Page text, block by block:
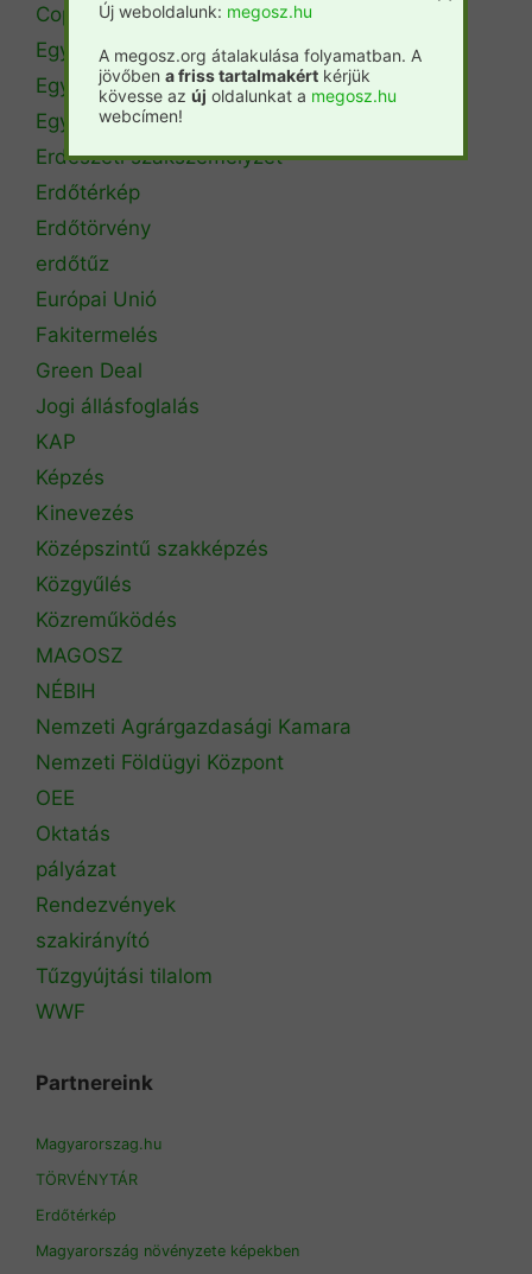
Copa Cogeca
Egyéb
Egyetemi hírek
Egyetemi szintű oktatás
Erdészeti szakszemélyzet
Erdőtérkép
Erdőtörvény
erdőtűz
Európai Unió
Fakitermelés
Green Deal
Jogi állásfoglalás
KAP
Képzés
Kinevezés
Középszintű szakképzés
Közgyűlés
Közreműködés
MAGOSZ
NÉBIH
Nemzeti Agrárgazdasági Kamara
Nemzeti Földügyi Központ
OEE
Oktatás
pályázat
Rendezvények
szakirányító
Tűzgyújtási tilalom
WWF
Partnereink
Magyarorszag.hu
TÖRVÉNYTÁR
Erdőtérkép
Magyarország növényzete képekben
Új weboldalunk: megosz.hu
A megosz.org átalakulása folyamatban. A
jövőben a friss tartalmakért kérjük
kövesse az új oldalunkat a megosz.hu
webcímen!